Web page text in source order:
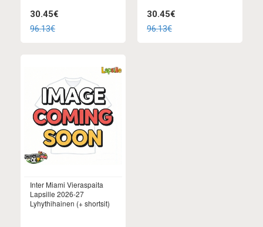
30.45€
96.13€
30.45€
96.13€
Inter Miami Vieraspaita
Lapsille 2026-27
Lyhythihainen (+ shortsit)